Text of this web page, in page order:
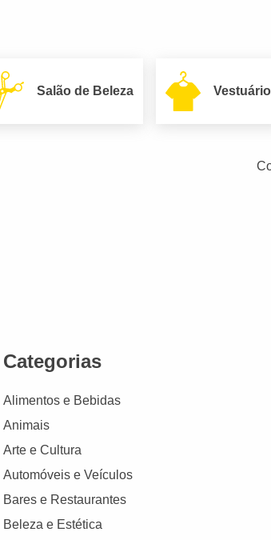
Salão de Beleza Vestuário
Categorias
Alimentos e Bebidas
Animais
Arte e Cultura
Automóveis e Veículos
Bares e Restaurantes
Beleza e Estética